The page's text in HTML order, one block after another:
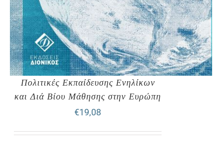
Πολιτικές Εκπαίδευσης Ενηλίκων
και Διά Βίου Μάθησης στην Ευρώπη
€19,08